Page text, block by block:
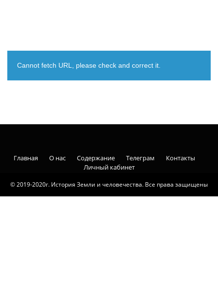
Cannot fetch URL, please check and correct it.
© 2019-2020г. История Земли и человечества. Все права защищены
Главная О нас Содержание Телеграм
Контакты
Личный кабинет